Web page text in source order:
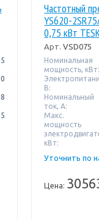
Частотный
YS620-
0,75 кВт
Арт. VSD075
Номинальная
мощность, кВт:
В:
Номинальный
ток, А:
Макс.
мощность
кВт:
Уточнить по
Цена: